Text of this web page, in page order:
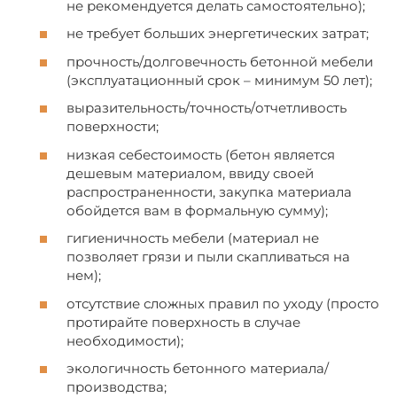
не рекомендуется делать самостоятельно);
не требует больших энергетических затрат;
прочность/долговечность бетонной мебели
(эксплуатационный срок – минимум 50 лет);
выразительность/точность/отчетливость
поверхности;
низкая себестоимость (бетон является
дешевым материалом, ввиду своей
распространенности, закупка материала
обойдется вам в формальную сумму);
гигиеничность мебели (материал не
позволяет грязи и пыли скапливаться на
нем);
отсутствие сложных правил по уходу (просто
протирайте поверхность в случае
необходимости);
экологичность бетонного материала/
производства;